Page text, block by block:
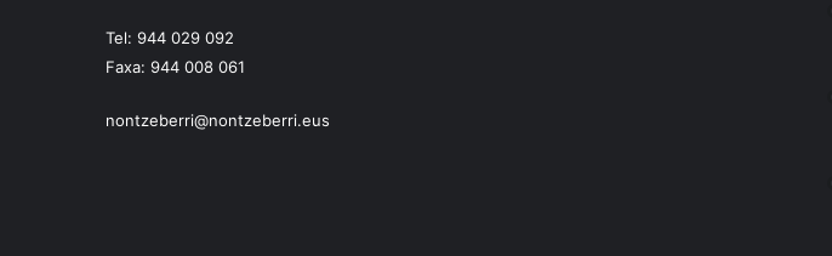
Tel: 944 029 092
Faxa: 944 008 061
nontzeberri@nontzeberri.eus